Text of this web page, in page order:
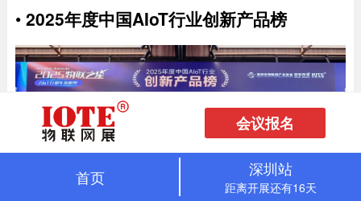
• 2025年度中国AIoT行业创新产品榜
会议报名
首页 深圳站
距离开展还有16天